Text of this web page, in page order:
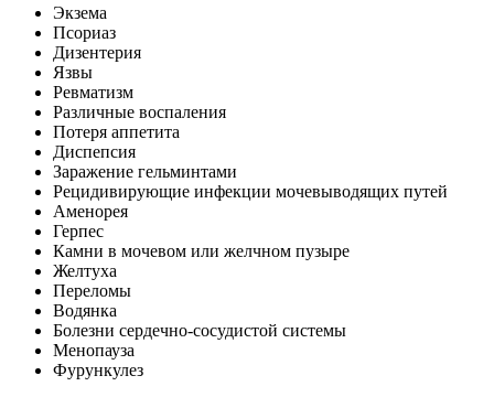
Экзема
Псориаз
Дизентерия
Язвы
Ревматизм
Различные воспаления
Потеря аппетита
Диспепсия
Заражение гельминтами
Рецидивирующие инфекции мочевыводящих путей
Аменорея
Герпес
Камни в мочевом или желчном пузыре
Желтуха
Переломы
Водянка
Болезни сердечно-сосудистой системы
Менопауза
Фурункулез